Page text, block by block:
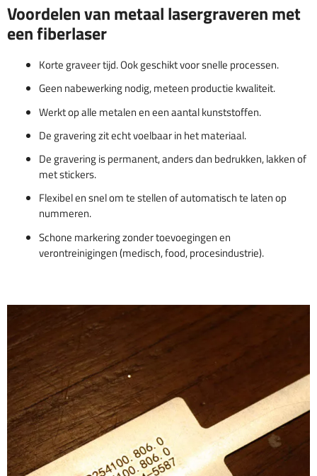
Voordelen van metaal lasergraveren met
een fiberlaser
Korte graveer tijd. Ook geschikt voor snelle processen.
Geen nabewerking nodig, meteen productie kwaliteit.
Werkt op alle metalen en een aantal kunststoffen.
De gravering zit echt voelbaar in het materiaal.
De gravering is permanent, anders dan bedrukken, lakken of
met stickers.
Flexibel en snel om te stellen of automatisch te laten op
nummeren.
Schone markering zonder toevoegingen en
verontreinigingen (medisch, food, procesindustrie).